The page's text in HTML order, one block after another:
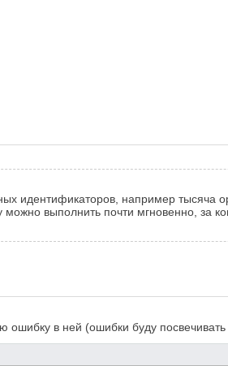
идентификаторов, например тысяча
выполнить почти мгновенно, за
в ней (ошибки буду